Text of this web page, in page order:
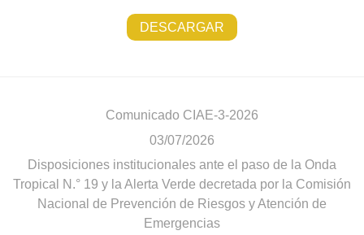
DESCARGAR
Comunicado CIAE-3-2026
03/07/2026
Disposiciones institucionales ante el paso de la Onda
Tropical N.° 19 y la Alerta Verde decretada por la Comisión
Nacional de Prevención de Riesgos y Atención de
Emergencias